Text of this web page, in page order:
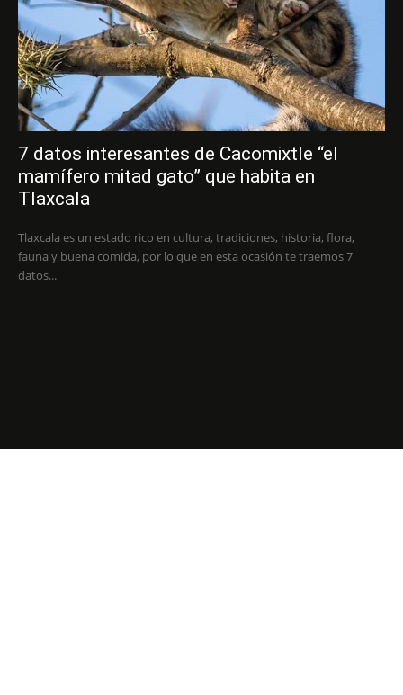
7 datos interesantes de Cacomixtle “el
mamífero mitad gato” que habita en
Tlaxcala
Tlaxcala es un estado rico en cultura, tradiciones, historia, flora,
fauna y buena comida, por lo que en esta ocasión te traemos 7
datos...